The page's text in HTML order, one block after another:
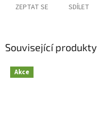
ZEPTAT SE SDÍLET
Související produkty
Akce